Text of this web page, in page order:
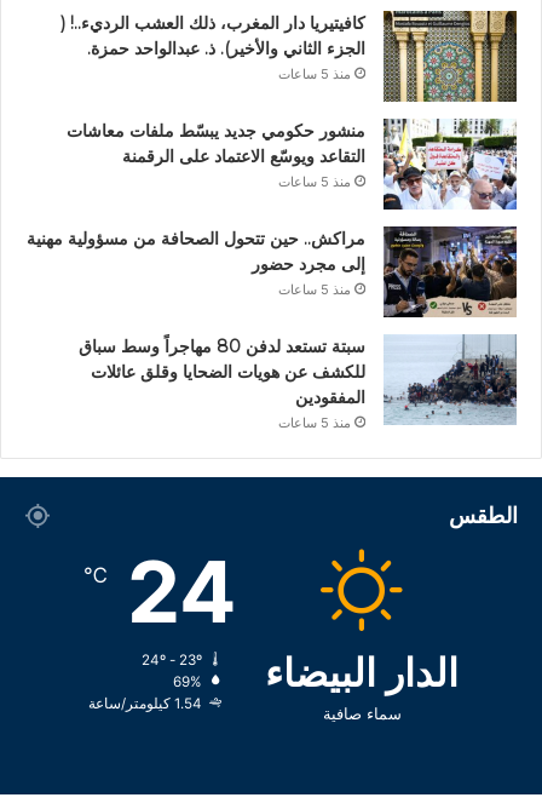
كافيتيريا دار المغرب، ذلك العشب الرديء..! (
الجزء الثاني والأخير). ذ. عبدالواحد حمزة.
منذ 5 ساعات
منشور حكومي جديد يبسّط ملفات معاشات
التقاعد ويوسّع الاعتماد على الرقمنة
منذ 5 ساعات
مراكش.. حين تتحول الصحافة من مسؤولية مهنية
إلى مجرد حضور
منذ 5 ساعات
سبتة تستعد لدفن 80 مهاجراً وسط سباق
للكشف عن هويات الضحايا وقلق عائلات
المفقودين
منذ 5 ساعات
الطقس
الدار البيضاء
سماء صافية
24
℃
69%
1.54 كيلومتر/ساعة